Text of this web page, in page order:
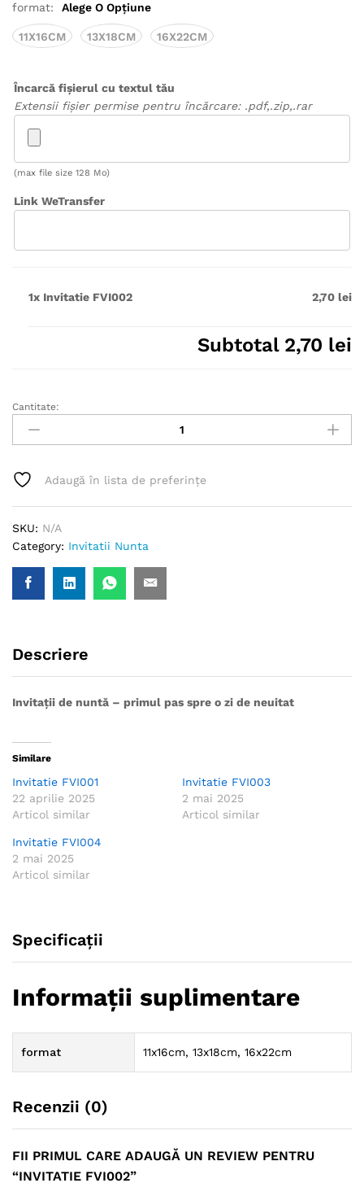
format: Alege O Opțiune
11X16CM 13X18CM 16X22CM
Încarcă fișierul cu textul tău
Extensii fișier permise pentru încărcare: .pdf,.zip,.rar
(max file size 128 Mo)
Link WeTransfer
1x Invitatie FVI002 2,70 lei
Subtotal 2,70 lei
Invitatie
FVI002
quantity
Cantitate:
Adaugă în lista de preferințe
SKU: N/A
Category: Invitatii Nunta
Descriere
Invitații de nuntă – primul pas spre o zi de neuitat
Similare
Invitatie FVI001
22 aprilie 2025
Articol similar
Invitatie FVI003
2 mai 2025
Articol similar
Invitatie FVI004
2 mai 2025
Articol similar
Specificații
Informații suplimentare
format 11x16cm, 13x18cm, 16x22cm
Recenzii (0)
FII PRIMUL CARE ADAUGĂ UN REVIEW PENTRU
“INVITATIE FVI002”